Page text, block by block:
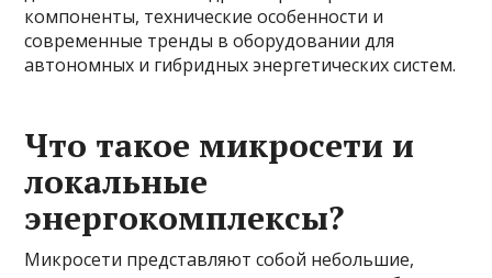
компоненты, технические особенности и
современные тренды в оборудовании для
автономных и гибридных энергетических систем.
Что такое микросети и
локальные
энергокомплексы?
Микросети представляют собой небольшие,